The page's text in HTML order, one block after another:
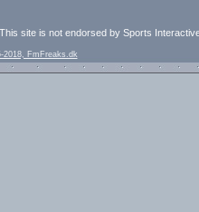
This site is not endorsed by Sports
2018, FmFreaks.dk